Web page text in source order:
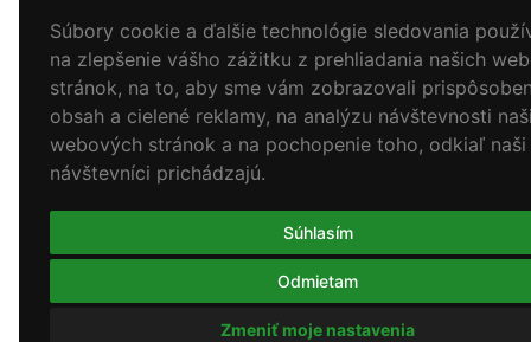
Súbory cookie a ďalšie technológie sledovania
na zlepšenie vášho zážitku z prehliadania našich
stránok, na to, aby sme vám zobrazovali
obsah a cielené reklamy, na analýzu návštevnosti
webových stránok a na pochopenie toho, odkiaľ naši
návštevníci prichádzajú.
Súhlasím
Odmietam
Zmeniť moje nastavenia